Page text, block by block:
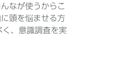
なが使うからこ
頭を悩ませる方
、意識調査を実